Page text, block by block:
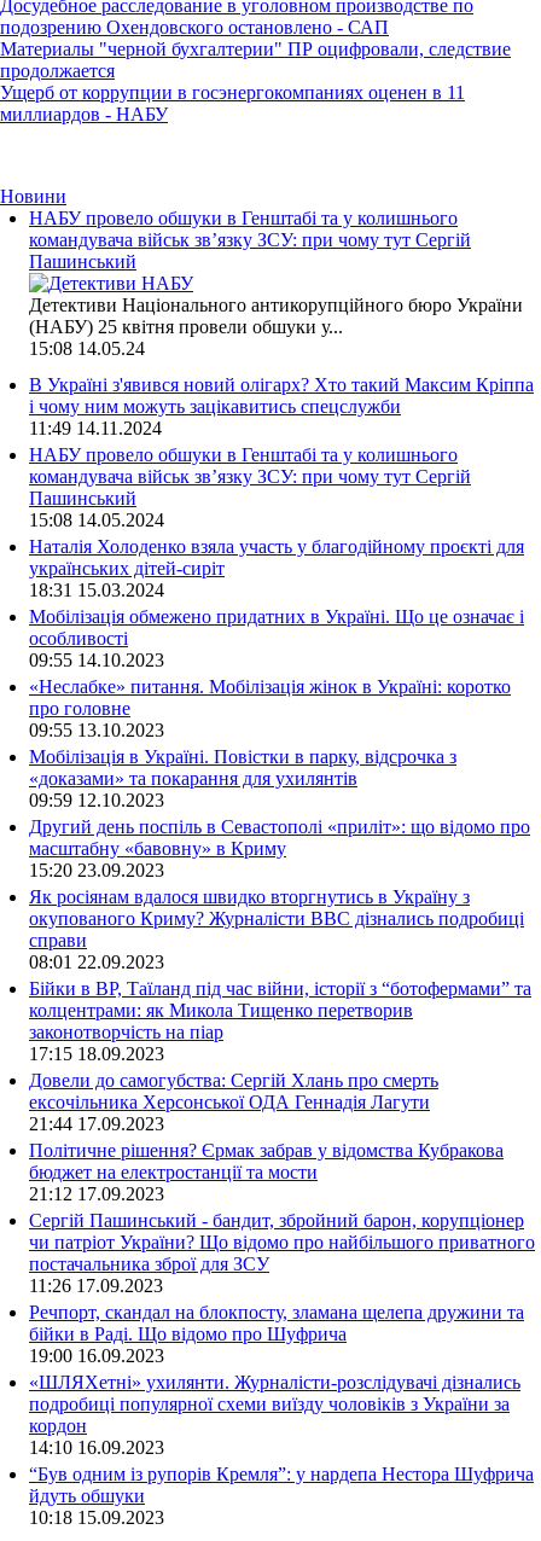
Досудебное расследование в уголовном производстве по
подозрению Охендовского остановлено - САП
Материалы "черной бухгалтерии" ПР оцифровали, следствие
продолжается
Ущерб от коррупции в госэнергокомпаниях оценен в 11
миллиардов - НАБУ
Новини
НАБУ провело обшуки в Генштабі та у колишнього
командувача військ зв’язку ЗСУ: при чому тут Сергій
Пашинський
Детективи Національного антикорупційного бюро України
(НАБУ) 25 квітня провели обшуки у...
15:08 14.05.24
В Україні з'явився новий олігарх? Хто такий Максим Кріппа
і чому ним можуть зацікавитись спецслужби
11:49 14.11.2024
НАБУ провело обшуки в Генштабі та у колишнього
командувача військ зв’язку ЗСУ: при чому тут Сергій
Пашинський
15:08 14.05.2024
Наталія Холоденко взяла участь у благодійному проєкті для
українських дітей-сиріт
18:31 15.03.2024
Мобілізація обмежено придатних в Україні. Що це означає і
особливості
09:55 14.10.2023
«Неслабке» питання. Мобілізація жінок в Україні: коротко
про головне
09:55 13.10.2023
Мобілізація в Україні. Повістки в парку, відсрочка з
«доказами» та покарання для ухилянтів
09:59 12.10.2023
Другий день поспіль в Севастополі «приліт»: що відомо про
масштабну «бавовну» в Криму
15:20 23.09.2023
Як росіянам вдалося швидко вторгнутись в Україну з
окупованого Криму? Журналісти ВВС дізнались подробиці
справи
08:01 22.09.2023
Бійки в ВР, Таїланд під час війни, історії з “ботофермами” та
колцентрами: як Микола Тищенко перетворив
законотворчість на піар
17:15 18.09.2023
Довели до самогубства: Сергій Хлань про смерть
ексочільника Херсонської ОДА Геннадія Лагути
21:44 17.09.2023
Політичне рішення? Єрмак забрав у відомства Кубракова
бюджет на електростанції та мости
21:12 17.09.2023
Сергій Пашинський - бандит, збройний барон, корупціонер
чи патріот України? Що відомо про найбільшого приватного
постачальника зброї для ЗСУ
11:26 17.09.2023
Речпорт, скандал на блокпосту, зламана щелепа дружини та
бійки в Раді. Що відомо про Шуфрича
19:00 16.09.2023
«ШЛЯХетні» ухилянти. Журналісти-розслідувачі дізнались
подробиці популярної схеми виїзду чоловіків з України за
кордон
14:10 16.09.2023
“Був одним із рупорів Кремля”: у нардепа Нестора Шуфрича
йдуть обшуки
10:18 15.09.2023